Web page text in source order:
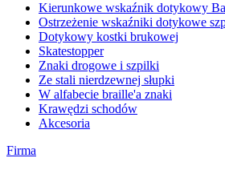
Kierunkowe wskaźnik dotykowy
Ostrzeżenie wskaźniki dotykowe
Dotykowy kostki brukowej
Skatestopper
Znaki drogowe i szpilki
Ze stali nierdzewnej słupki
W alfabecie braille'a znaki
Krawędzi schodów
Akcesoria
Firma